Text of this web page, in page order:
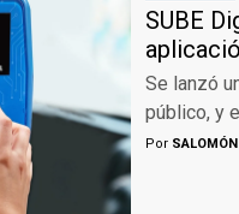
SUBE
Se lanzó
público, y
Por